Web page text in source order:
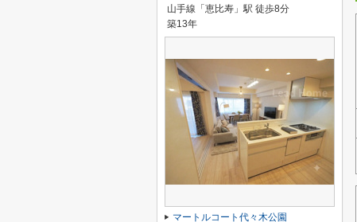
山手線「恵比寿」駅 徒歩8分
築13年
マートルコート代々木公園